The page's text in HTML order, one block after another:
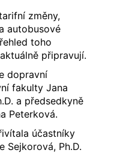
změny,
autobusové
toho
připravují.
dopravní
fakulty Jana
a předsedkyně
Peterková.
účastníky
Sejkorová, Ph.D.